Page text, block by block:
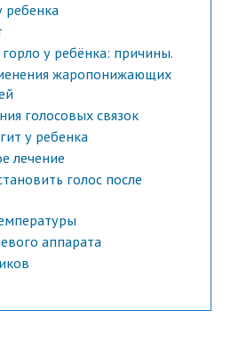
ребенка
у ребёнка: причины.
жаропонижающих
голосовых связок
у ребенка
лечение
голос после
аппарата